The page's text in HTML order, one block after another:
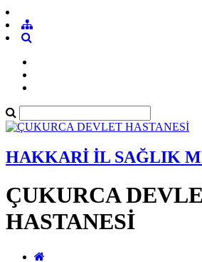
HAKKARİ İL SAĞLIK
ÇUKURCA
HASTANESİ